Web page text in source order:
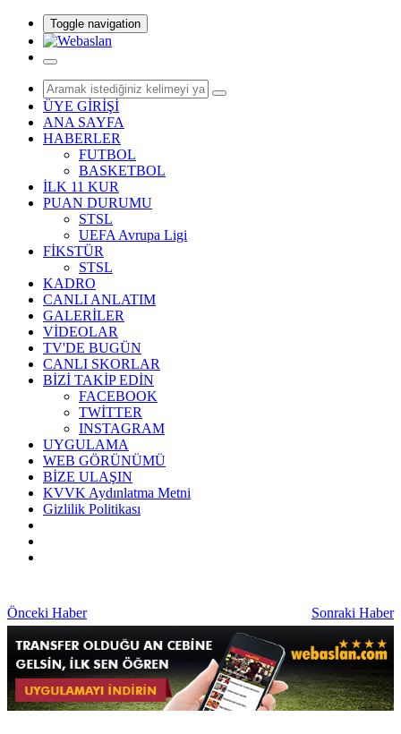
Toggle navigation
ÜYE GİRİŞİ
ANA SAYFA
HABERLER
FUTBOL
BASKETBOL
İLK 11 KUR
PUAN DURUMU
STSL
UEFA Avrupa Ligi
FİKSTÜR
STSL
KADRO
CANLI ANLATIM
GALERİLER
VİDEOLAR
TV'DE BUGÜN
CANLI SKORLAR
BİZİ TAKİP EDİN
FACEBOOK
TWİTTER
INSTAGRAM
UYGULAMA
WEB GÖRÜNÜMÜ
BİZE ULAŞIN
KVVK Aydınlatma Metni
Gizlilik Politikası
Önceki Haber Sonraki Haber